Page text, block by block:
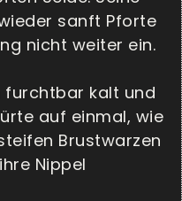
sanft Pforte
nicht weiter ein.
furchtbar kalt und
auf einmal, wie
Brustwarzen
Nippel